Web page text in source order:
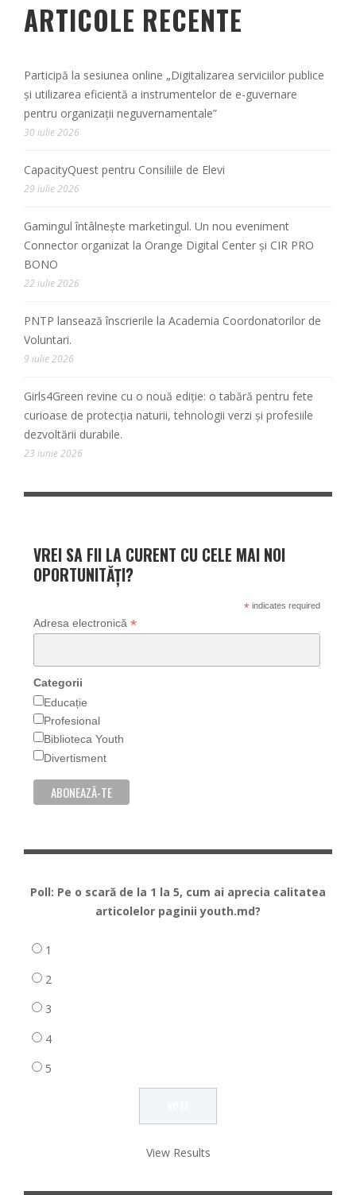
ARTICOLE RECENTE
Participă la sesiunea online „Digitalizarea serviciilor publice
și utilizarea eficientă a instrumentelor de e-guvernare
pentru organizații neguvernamentale”
30 iulie 2026
CapacityQuest pentru Consiliile de Elevi
29 iulie 2026
Gamingul întâlnește marketingul. Un nou eveniment
Connector organizat la Orange Digital Center și CIR PRO
BONO
22 iulie 2026
PNTP lansează înscrierile la Academia Coordonatorilor de
Voluntari.
9 iulie 2026
Girls4Green revine cu o nouă ediție: o tabără pentru fete
curioase de protecția naturii, tehnologii verzi și profesiile
dezvoltării durabile.
23 iunie 2026
VREI SA FII LA CURENT CU CELE MAI NOI
OPORTUNITĂȚI?
*indicates required
Adresa electronică *
Categorii
Educație
Profesional
Biblioteca Youth
Divertisment
Poll: Pe o scară de la 1 la 5, cum ai aprecia calitatea
articolelor paginii youth.md?
1
2
3
4
5
View Results